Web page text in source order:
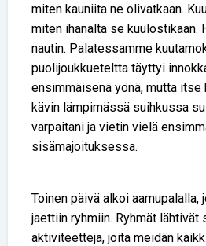
miten kauniita ne olivatkaan.
miten ihanalta se kuulostikaan.
nautin. Palatessamme
puolijoukkueteltta täyttyi
ensimmäisenä yönä, mutta itse
kävin lämpimässä suihkussa
varpaitani ja vietin vielä
sisämajoituksessa.
Toinen päivä alkoi aamupalalla,
jaettiin ryhmiin. Ryhmät lähtivät
aktiviteetteja, joita meidän